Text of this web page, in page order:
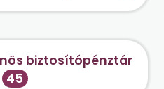
biztosítópénztár
45